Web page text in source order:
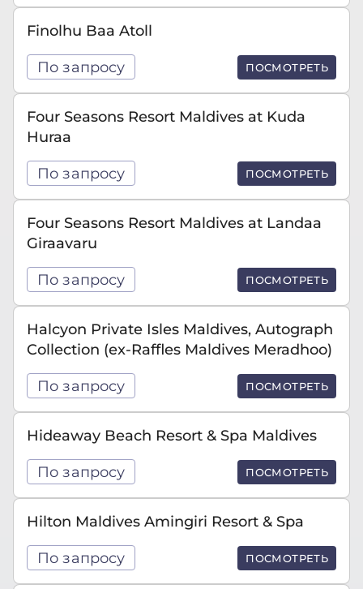
Finolhu Baa Atoll
По запросу ПОСМОТРЕТЬ
Four Seasons Resort Maldives at Kuda
Huraa
По запросу ПОСМОТРЕТЬ
Four Seasons Resort Maldives at Landaa
Giraavaru
По запросу ПОСМОТРЕТЬ
Halcyon Private Isles Maldives, Autograph
Collection (ex-Raffles Maldives Meradhoo)
По запросу ПОСМОТРЕТЬ
Hideaway Beach Resort & Spa Maldives
По запросу ПОСМОТРЕТЬ
Hilton Maldives Amingiri Resort & Spa
По запросу ПОСМОТРЕТЬ